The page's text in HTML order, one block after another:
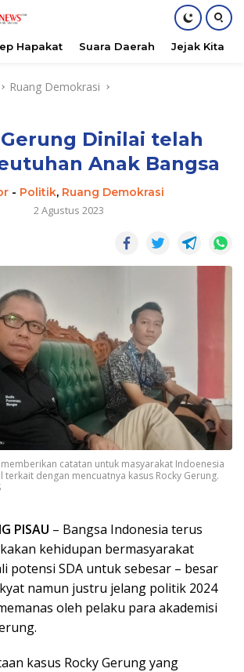
Hapakat Suara Daerah Jejak Kita
Ruang Demokrasi
Dinilai telah
Anak Bangsa
- Politik, Ruang Demokrasi
2 Agustus 2023
catatan untuk masyarakat Indoenesia
dengan mencuatnya kasus Rocky Gerung.
PISAU – Bangsa Indonesia terus
kehidupan bermasyarakat
potensi SDA untuk sebesar – besar
namun justru jelang politik 2024
oleh pelaku para akademisi
kasus Rocky Gerung yang